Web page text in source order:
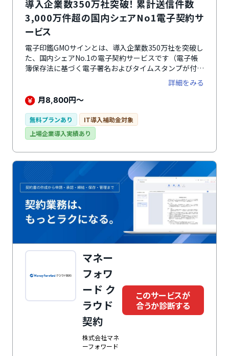
導入企業数350万社突破！ 累計送信件数
3,000万件超の国内シェアNo1電子契約サ
ービス
電子印鑑GMOサインとは、導入企業数350万社を突破し
た、国内シェアNo.1の電子契約サービスです（電子帳
簿保存法に基づく電子署名およびタイムスタンプが付与
された契約の累計送信件数（タイムスタンプのみの契約
を除く、主な含む電子署名サービスが対象）GMOリサ
ーチ&AI株式会社調べ（2024年12月））。契約締結か
ストを削減したい」「契約締結にかかる手間・時間を軽
減したい」という企業におすすめです。さらに、2026
年4月20日より、企業・自治体のなりすましや公式文書
の改ざんを防止する新機能「eシール（電子社印）」の
提供を開始しました。
詳細をみる
月8,800円～
無料プランあり
IT導入補助金対象
上場企業導入実績あり
マネー
フォワ
ード ク
ラウド
契約
株式会社マネ
ーフォワード
このサービスが
合うか診断する